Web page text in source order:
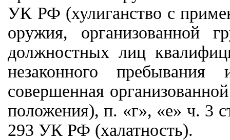
УК РФ (хулиганство с
оружия, организованной
должностных лиц
незаконного
совершенная
положения), п. «г», «е» ч. 3
293 УК РФ (халатность).